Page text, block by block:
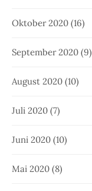
Oktober 2020 (16)
September 2020 (9)
August 2020 (10)
Juli 2020 (7)
Juni 2020 (10)
Mai 2020 (8)